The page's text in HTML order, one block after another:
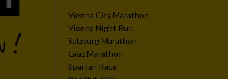
Vienna City Marathon
Vienna Night Run
Salzburg Marathon
Graz Marathon
Spartan Race